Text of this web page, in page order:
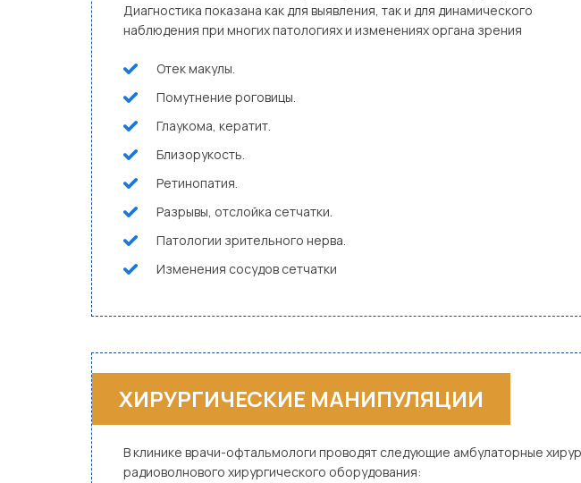
Диагностика показана как для выявления, так и для динамического
наблюдения при многих патологиях и изменениях органа зрения
Отек макулы.
Помутнение роговицы.
Глаукома, кератит.
Близорукость.
Ретинопатия.
Разрывы, отслойка сетчатки.
Патологии зрительного нерва.
Изменения сосудов сетчатки
ХИРУРГИЧЕСКИЕ МАНИПУЛЯЦИИ
В клинике врачи-офтальмологи проводят следующие амбулаторные
радиоволнового хирургического оборудования: